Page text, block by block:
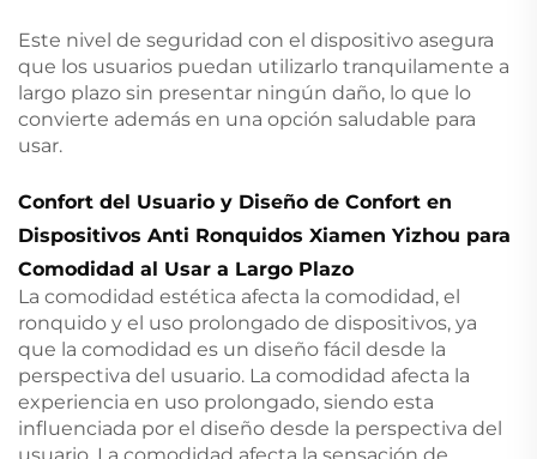
Este nivel de seguridad con el dispositivo asegura
que los usuarios puedan utilizarlo tranquilamente a
largo plazo sin presentar ningún daño, lo que lo
convierte además en una opción saludable para
usar.
Confort del Usuario y Diseño de Confort en
Dispositivos Anti Ronquidos Xiamen Yizhou para
Comodidad al Usar a Largo Plazo
La comodidad estética afecta la comodidad, el
ronquido y el uso prolongado de dispositivos, ya
que la comodidad es un diseño fácil desde la
perspectiva del usuario. La comodidad afecta la
experiencia en uso prolongado, siendo esta
influenciada por el diseño desde la perspectiva del